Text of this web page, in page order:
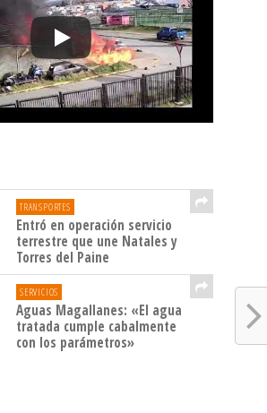
TRANSPORTES
Entró en operación servicio
terrestre que une Natales y
Torres del Paine
SERVICIOS
Aguas Magallanes: «El agua
tratada cumple cabalmente
con los parámetros»